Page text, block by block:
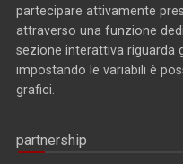
partecipare attivamente
attraverso una funzione
sezione interattiva riguarda
impostando le variabili è
grafici.
partnership